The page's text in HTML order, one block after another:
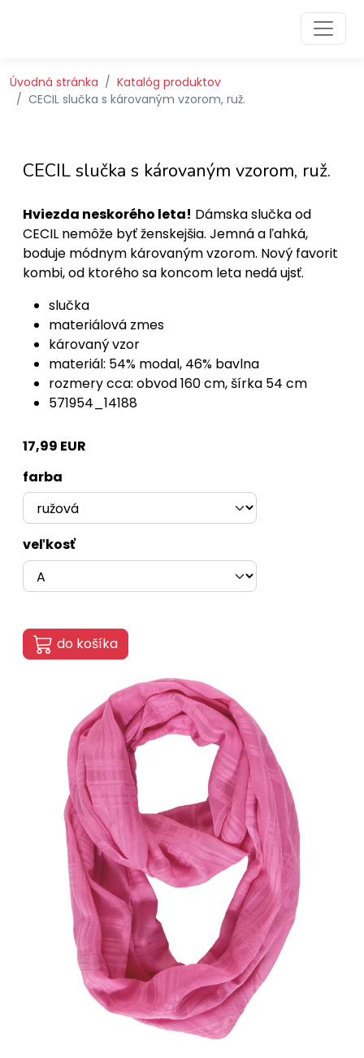
Úvodná stránka
Katalóg produktov
CECIL slučka s károvaným vzorom, ruž.
CECIL slučka s károvaným vzorom, ruž.
Hviezda neskorého leta! Dámska slučka od
CECIL nemôže byť ženskejšia. Jemná a ľahká,
boduje módnym károvaným vzorom. Nový favorit
kombi, od ktorého sa koncom leta nedá ujsť.
slučka
materiálová zmes
károvaný vzor
materiál: 54% modal, 46% bavlna
rozmery cca: obvod 160 cm, šírka 54 cm
571954_14188
17,99 EUR
farba
veľkosť
do košíka